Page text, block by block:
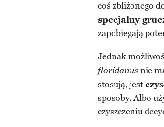
coś zbliżonego
specjalny
zapobiegają
Jednak
floridanusnie
stosują, jest
sposoby. Albo
czyszczeniu